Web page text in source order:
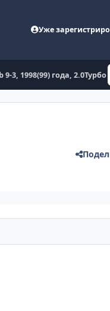
Уже
9-3, 1998(99) года,